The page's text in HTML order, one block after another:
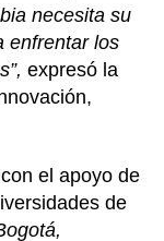
necesita su
enfrentar los
expresó la
el apoyo de
de